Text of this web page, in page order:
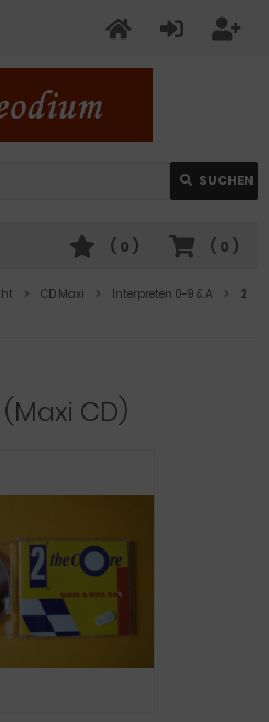
SUCHEN
( 0 )
( 0 )
CD Maxi Interpreten 0-9 & A
2
CD)